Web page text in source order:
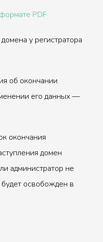
формате PDF
у регистратора
об окончании
его данных —
окончания
домен
администратор не
освобожден в